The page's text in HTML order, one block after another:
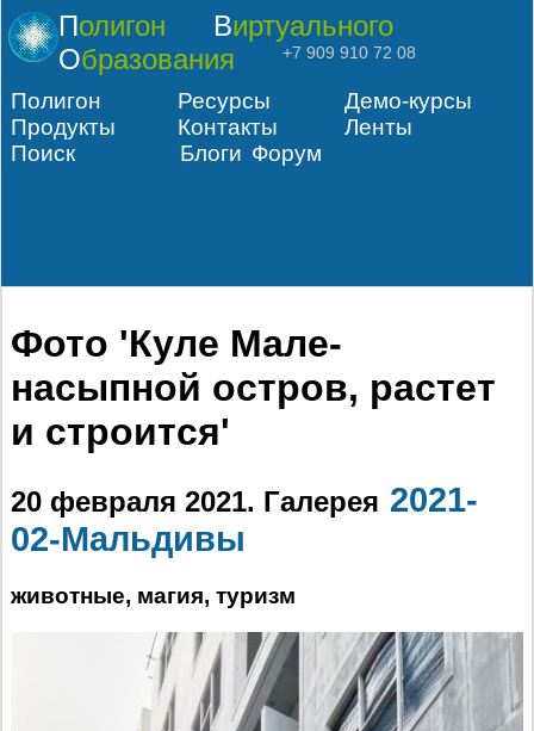
Полигон
Виртуального
Образования
+7 909 910 72 08
Полигон Ресурсы
Демо-курсы
Продукты
Контакты
Ленты
Поиск
Блоги Форум
Фото 'Куле Мале-
насыпной остров, растет
и строится'
20 февраля 2021. Галерея 2021-
02-Мальдивы
животные, магия, туризм